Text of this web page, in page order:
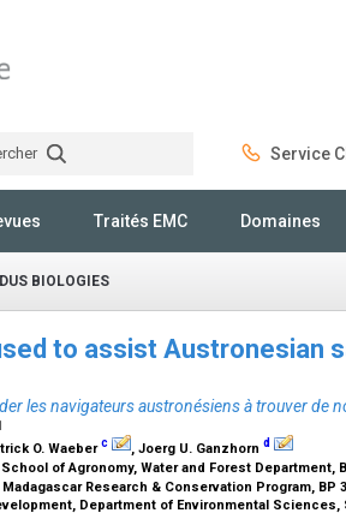
Service
Traités EMC Domaines
BIOLOGIES
to assist Austronesian
les navigateurs austronésiens à trouver de
O. Waeberc , Joerg U. Ganzhorn d
of Agronomy, Water and Forest Department,
Research & Conservation Program, BP
Department of Environmental